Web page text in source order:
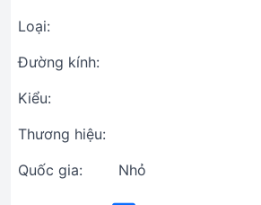
Loại:
Đường kính:
Kiểu:
Thương hiệu:
Quốc gia:
Nhỏ